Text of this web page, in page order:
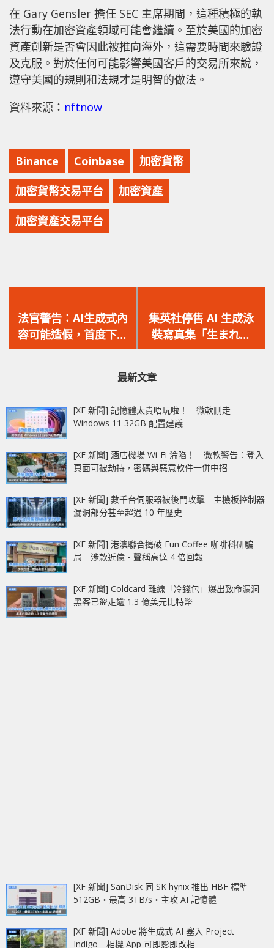
在 Gary Gensler 擔任 SEC 主席期間，這種積極的執
法行動在加密資產領域可能會繼續。至於美國的加密
資產創新是否會因此被推向海外，這需要時間來驗證
及克服。對於任何可能影響美國客戶的交易所來說，
遵守美國的規則和法規才是明智的做法。
資料來源： nftnow
Binance Coinbase 加密貨幣
加密貨幣交易平台 加密資產
加密資產交易平台
一
篇
文
法官警告：AI生成式內
容可能造假，首度下令
禁止律師使用
一
篇
文
集英社停售 AI 生成泳
裝寫真集「生まれた
て。」！AI 生成物商品
最新文章
[XF 新聞] 記憶體太貴唔玩啦！ 微軟刪走
Windows 11 32GB 配置建議
[XF 新聞] 酒店機場 Wi-Fi 淪陷！ 微軟警告：登入
頁面可被劫持，密碼與惡意軟件一併中招
[XF 新聞] 數千台伺服器被後門攻擊 主機板控制器
漏洞部分甚至超過 10 年歷史
[XF 新聞] 港澳聯合搗破 Fun Coffee 咖啡科研騙
局 涉款近億‧聲稱高達 4 倍回報
[XF 新聞] Coldcard 離線「冷錢包」爆出致命漏洞
黑客已盜走逾 1.3 億美元比特幣
[XF 新聞] SanDisk 同 SK hynix 推出 HBF 標準
512GB‧最高 3TB/s‧主攻 AI 記憶體
[XF 新聞] Adobe 將生成式 AI 塞入 Project
Indigo 相機 App 可即影即改相